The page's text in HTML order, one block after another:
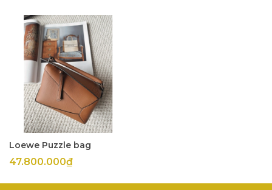
Loewe Puzzle bag
47.800.000₫